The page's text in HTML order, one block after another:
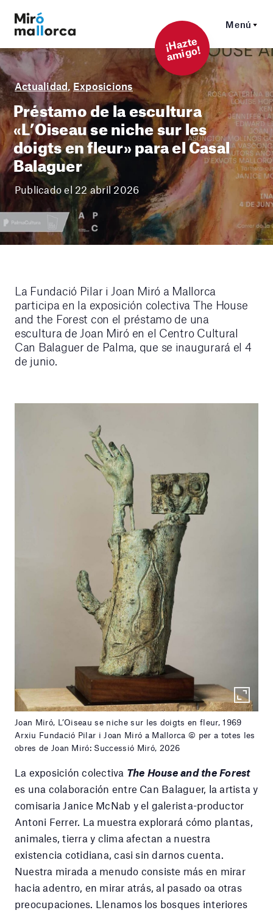
Menú
¡
Hazt
e
a
mi
g
o!
Actualidad,Exposicions
Préstamo de la escultura
«L’Oiseau se niche sur les
doigts en fleur» para el Casal
Balaguer
Publicado el 22 abril 2026
La Fundació Pilar i Joan Miró a Mallorca
participa en la exposición colectiva The House
and the Forest con el préstamo de una
escultura de Joan Miró en el Centro Cultural
Can Balaguer de Palma, que se inaugurará el 4
de junio.
Joan Miró, L’Oiseau se niche sur les doigts en fleur, 1969
Arxiu Fundació Pilar i Joan Miró a Mallorca © per a totes les
obres de Joan Miró: Successió Miró, 2026
La exposición colectiva The House and the Forest
es una colaboración entre Can Balaguer, la artista y
comisaria Janice McNab y el galerista-productor
Antoni Ferrer. La muestra explorará cómo plantas,
animales, tierra y clima afectan a nuestra
existencia cotidiana, casi sin darnos cuenta.
Nuestra mirada a menudo consiste más en mirar
hacia adentro, en mirar atrás, al pasado oa otras
preocupaciones. Llenamos los bosques interiores